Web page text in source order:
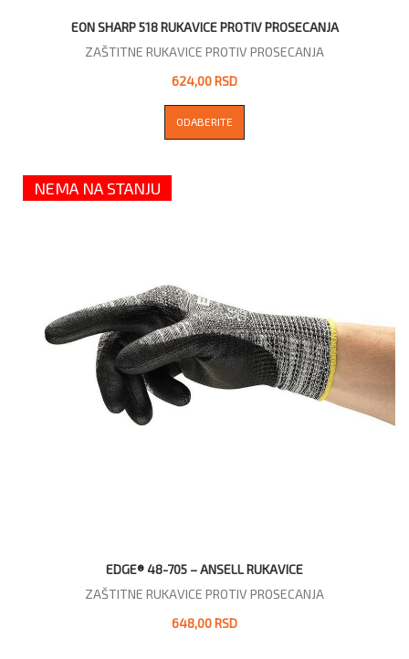
EON SHARP 518 RUKAVICE PROTIV PROSECANJA
ZAŠTITNE RUKAVICE PROTIV PROSECANJA
624,00 RSD
ODABERITE
NEMA NA STANJU
EDGE® 48-705 – ANSELL RUKAVICE
ZAŠTITNE RUKAVICE PROTIV PROSECANJA
648,00 RSD